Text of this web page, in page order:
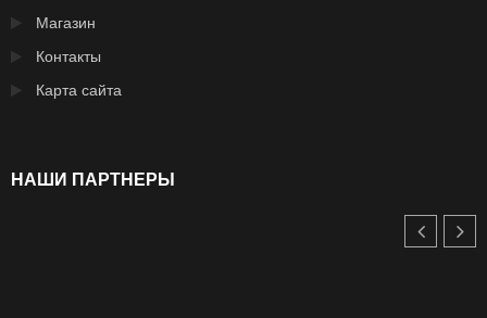
Магазин
Контакты
Карта сайта
НАШИ ПАРТНЕРЫ